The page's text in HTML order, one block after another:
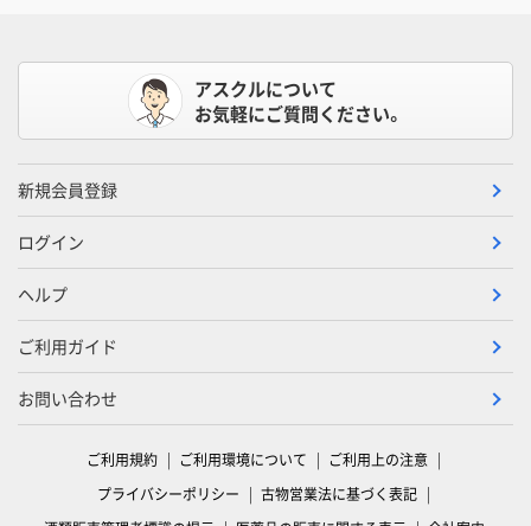
アスクルについて
お気軽にご質問ください。
新規会員登録
ログイン
ヘルプ
ご利用ガイド
お問い合わせ
ご利用規約 ご利用環境について
ご利用上の注意
プライバシーポリシー
古物営業法に基づく表記